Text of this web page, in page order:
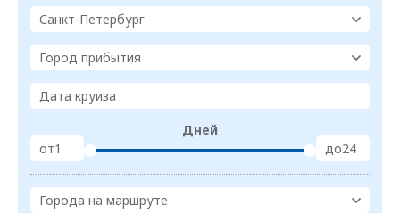
Санкт-Петербург
Город прибытия
Дата круиза
от
Дней
до
Города на маршруте